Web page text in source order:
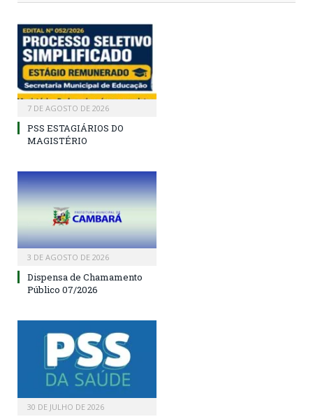
7 DE AGOSTO DE 2026
PSS ESTAGIÁRIOS DO
MAGISTÉRIO
3 DE AGOSTO DE 2026
Dispensa de Chamamento
Público 07/2026
30 DE JULHO DE 2026